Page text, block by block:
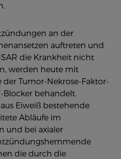
an der
auftreten und
die Krankheit nicht
werden heute mit
der Tumor-Nekrose-Faktor-
Blocker behandelt.
Eiweiß bestehende
Abläufe im
und bei axialer
die durch die